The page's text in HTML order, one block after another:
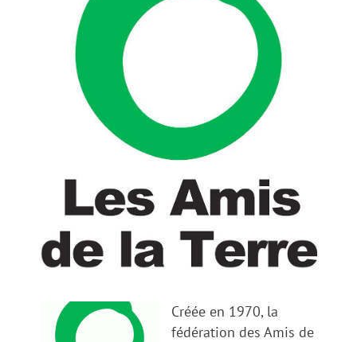
Créée en 1970, la
fédération des Amis de